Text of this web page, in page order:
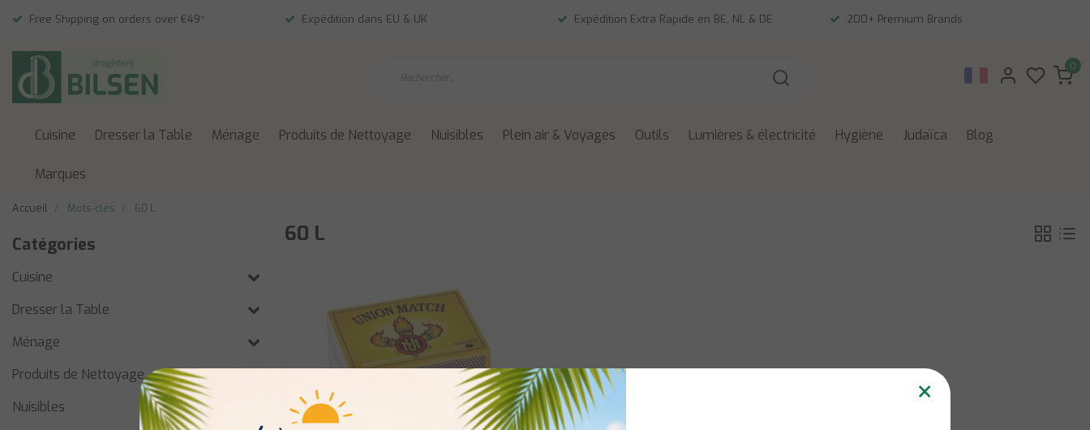
Free Shipping on orders over €49* Expédition dans EU & UK Expédition Extra Rapide en BE, NL & DE 200+ Premium Brands
0
Cuisine Dresser la Table Ménage Produits de Nettoyage Nuisibles Plein air & Voyages Outils Lumières & électricité Hygiène Judaïca Blog
Marques
Accueil Mots-clés 60 L
Catégories
Cuisine
Dresser la Table
Ménage
Produits de Nettoyage
Nuisibles
60 L
×